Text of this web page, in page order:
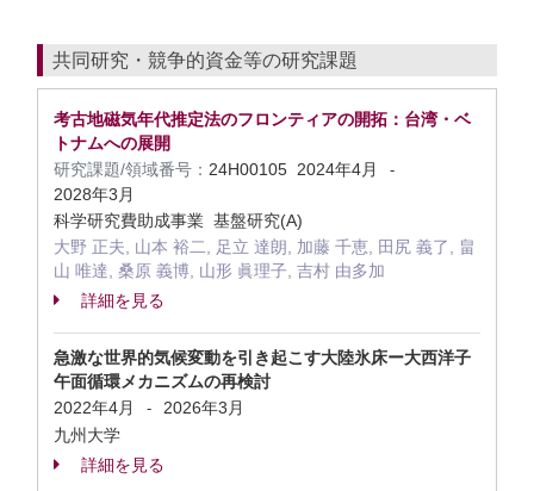
共同研究・競争的資金等の研究課題
考古地磁気年代推定法のフロンティアの開拓：台湾・ベ
トナムへの展開
研究課題/領域番号： 24H00105 2024年4月 -
2028年3月
科学研究費助成事業 基盤研究(A)
大野 正夫, 山本 裕二, 足立 達朗, 加藤 千恵, 田尻 義了, 畠
山 唯達, 桑原 義博, 山形 眞理子, 吉村 由多加
詳細を見る
急激な世界的気候変動を引き起こす大陸氷床ー大西洋子
午面循環メカニズムの再検討
2022年4月
-
2026年3月
九州大学
詳細を見る